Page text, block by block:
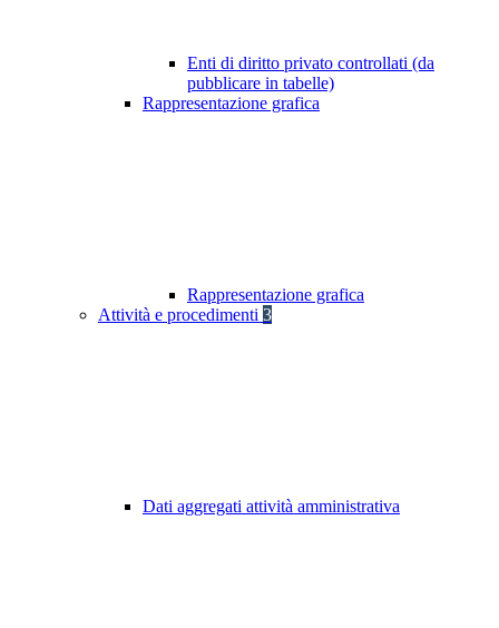
Enti di diritto privato controllati (da
pubblicare in tabelle)
Rappresentazione grafica
Rappresentazione grafica
Attività e procedimenti 3
Dati aggregati attività amministrativa